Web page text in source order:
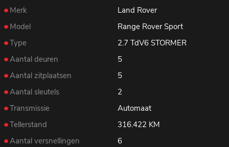
Merk
Land Rover
Model
Range Rover Sport
Type
2.7 TdV6 STORMER
Aantal deuren
5
Aantal zitplaatsen
5
Aantal sleutels
2
Transmissie
Automaat
Tellerstand
316.422 KM
Aantal versnellingen
6